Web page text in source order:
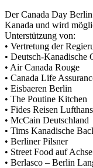
Der Canada Day
Kanada und wird
Unterstützung von:
• Vertretung der
• Deutsch-Kanadische
• Air Canada Rouge
• Canada Life
• Eisbaeren Berlin
• The Poutine Kitchen
• Fides Reisen
• McCain Deutschland
• Tims Kanadische
• Berliner Pilsner
• Street Food auf Achse
• Berlasco – Berlin